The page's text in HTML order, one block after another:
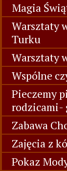
Magia
Warsztaty
Turku
Warsztaty
Wspólne
Pieczemy
rodzicami-
Zabawa
Zajęcia z
Pokaz